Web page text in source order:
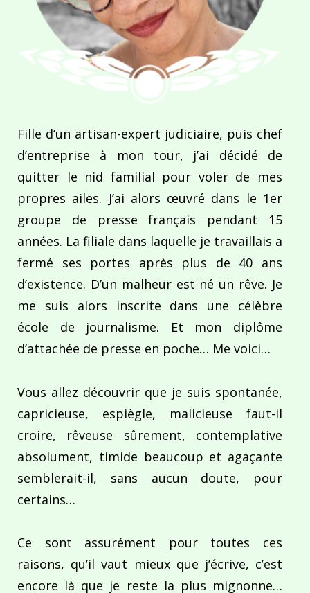
Fille d’un artisan-expert judiciaire, puis chef
d’entreprise à mon tour, j’ai décidé de
quitter le nid familial pour voler de mes
propres ailes. J’ai alors œuvré dans le 1er
groupe de presse français pendant 15
années. La filiale dans laquelle je travaillais a
fermé ses portes après plus de 40 ans
d’existence. D’un malheur est né un rêve. Je
me suis alors inscrite dans une célèbre
école de journalisme. Et mon diplôme
d’attachée de presse en poche… Me voici…
Vous allez découvrir que je suis spontanée,
capricieuse, espiègle, malicieuse faut-il
croire, rêveuse sûrement, contemplative
absolument, timide beaucoup et agaçante
semblerait-il, sans aucun doute, pour
certains…
Ce sont assurément pour toutes ces
raisons, qu’il vaut mieux que j’écrive, c’est
encore là que je reste la plus mignonne…